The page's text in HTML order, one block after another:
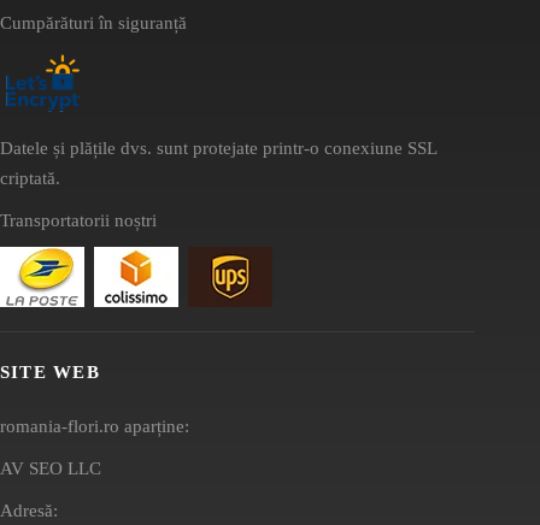
Cumpărături în siguranță
Datele și plățile dvs. sunt protejate printr-o conexiune SSL
criptată.
Transportatorii noștri
SITE WEB
romania-flori.ro aparține:
AV SEO LLC
Adresă: